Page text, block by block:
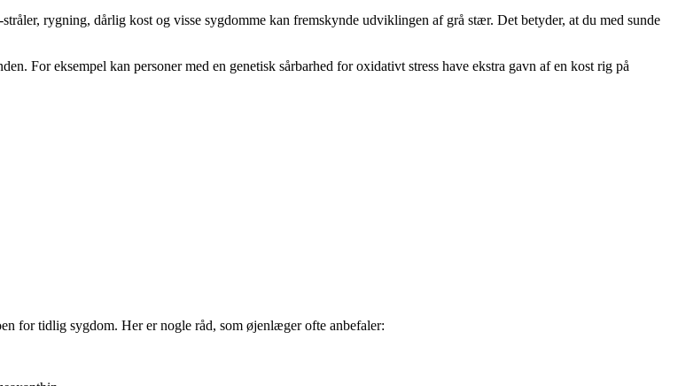
rygning, dårlig kost og visse sygdomme kan fremskynde udviklingen af grå stær. Det betyder, at du med sunde
For eksempel kan personer med en genetisk sårbarhed for oxidativt stress have ekstra gavn af en kost rig på
for tidlig sygdom. Her er nogle råd, som øjenlæger ofte anbefaler: